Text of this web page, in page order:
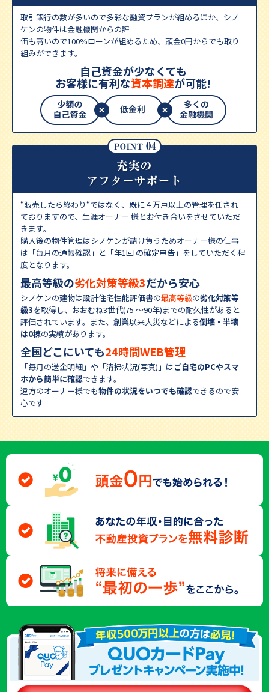
取引銀行の数が多いので多彩な融資プランが組めるほか、シノ
ケンの物件は金融機関からの評
価も高いので100%ローンが組めるため、頭金0円からでも取り
組みができます。
自己資金が少なくても
お客様に有利な資本調達が可能!
“販売したら終わり“ではなく、既に４万戸以上の管理を任され
ておりますので、生涯オーナー 様とお付き合いをさせていただ
きます。
購入後の物件管理はシノケンが請け負うためオーナー様の仕事
は「毎月の通帳確認」と「年1回 の確定申告」をしていただく程
度となります。
最高等級の劣化対策等級3だから安心
シノケンの建物は設計住宅性能評価書の最高等級の劣化対策等
級3を取得し、おおむね3世代(75 〜90年)までの耐久性があると
評価されています。また、創業以来大災などによる倒壊・半壊
は0棟の実績があります。
全国どこにいても24時間WEB管理
「毎月の送金明細」や「清掃状況(写真)」はご自宅のPCやスマ
ホから簡単に確認できます。
遠方のオーナー様でも物件の状況をいつでも確認できるので安
⼼です